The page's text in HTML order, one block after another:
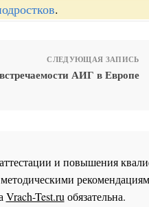
.
СЛЕДУЮЩАЯ ЗАПИСЬ
АИГ в Европе
и повышения
Vrach-Test.ruобязательна.